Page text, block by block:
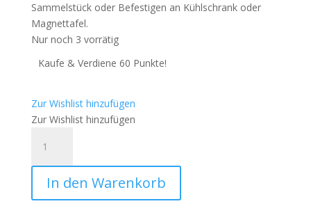
Sammelstück oder Befestigen an Kühlschrank oder
Magnettafel.
Nur noch 3 vorrätig
Kaufe & Verdiene 60 Punkte!
Zur Wishlist hinzufügen
Zur Wishlist hinzufügen
Cover
Minder
Magnet
-
In den Warenkorb